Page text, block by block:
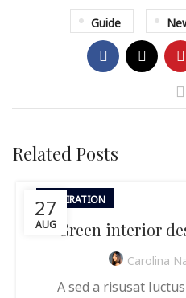
Guide
Related Posts
27
AUG
INSPIRATION
Green interior
Carolina
A sed a risusat